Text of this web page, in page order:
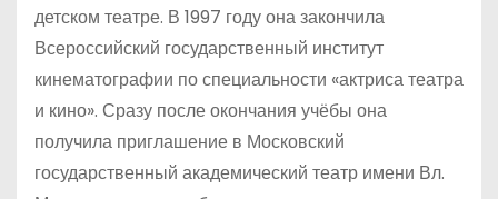
детском театре. В 1997 году она закончила
Всероссийский государственный институт
кинематографии по специальности «актриса театра
и кино». Сразу после окончания учёбы она
получила приглашение в Московский
государственный академический театр имени Вл.